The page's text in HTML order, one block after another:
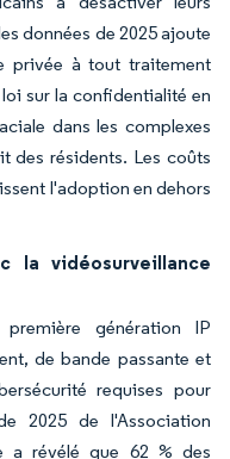
données de 2025 ajoute
privée à tout traitement
sur la confidentialité en
dans les complexes
des résidents. Les coûts
l'adoption en dehors
la vidéosurveillance
génération IP
de bande passante et
requises pour
2025 de l'Association
a révélé que 62 % des